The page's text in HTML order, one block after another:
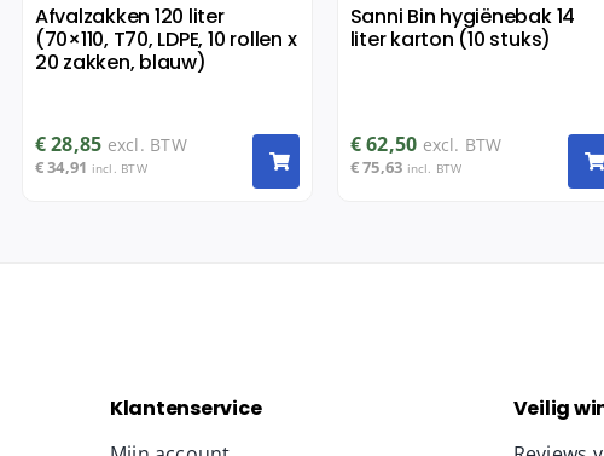
Afvalzakken 120 liter
(70×110, T70, LDPE, 10 rollen x
20 zakken, blauw)
€28,85 excl. BTW
€34,91 incl. BTW
Sanni Bin hygiënebak 14
liter karton (10 stuks)
€62,50 excl. BTW
€75,63 incl. BTW
Klantenservice Veilig